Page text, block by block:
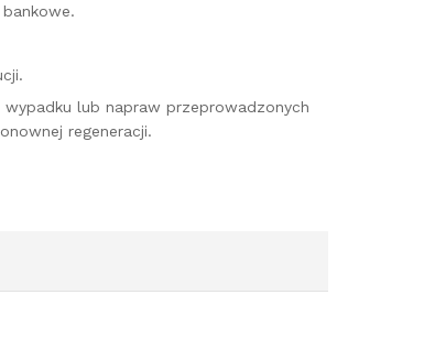
wypadku lub napraw przeprowadzonych
regeneracji.